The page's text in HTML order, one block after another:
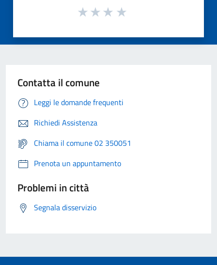
Contatta il comune
Leggi le domande frequenti
Richiedi Assistenza
Chiama il comune 02 350051
Prenota un appuntamento
Problemi in città
Segnala disservizio